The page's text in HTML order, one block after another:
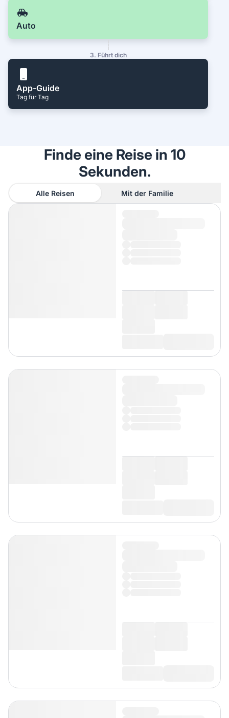
Auto
3. Führt dich
App-Guide
Tag für Tag
Finde eine Reise in 10
Sekunden.
Alle Reisen Mit der Familie